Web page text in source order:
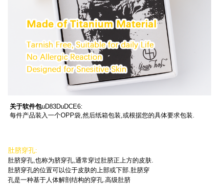
关于软件包uD83DuDCE6:
每件产品装入一个OPP袋,然后纸箱包装,或根据您的具体要求包装.
肚脐穿孔:
肚脐穿孔,也称为脐穿孔,通常穿过肚脐正上方的皮肤.
肚脐穿孔的位置可以位于皮肤的上部或下部.肚脐穿
孔是一种基于人体解剖结构的穿孔.高级肚脐